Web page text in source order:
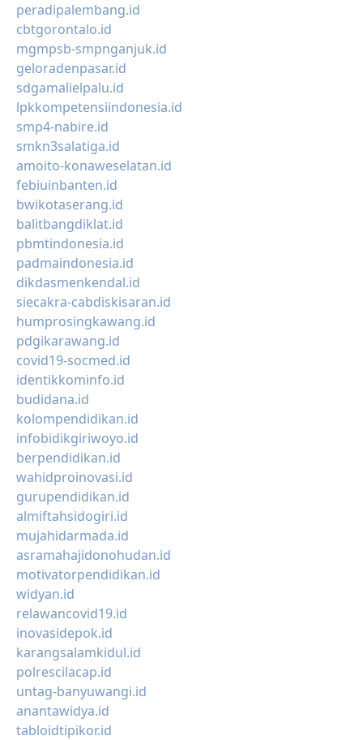
peradipalembang.id
cbtgorontalo.id
mgmpsb-smpnganjuk.id
geloradenpasar.id
sdgamalielpalu.id
lpkkompetensiindonesia.id
smp4-nabire.id
smkn3salatiga.id
amoito-konaweselatan.id
febiuinbanten.id
bwikotaserang.id
balitbangdiklat.id
pbmtindonesia.id
padmaindonesia.id
dikdasmenkendal.id
siecakra-cabdiskisaran.id
humprosingkawang.id
pdgikarawang.id
covid19-socmed.id
identikkominfo.id
budidana.id
kolompendidikan.id
infobidikgiriwoyo.id
berpendidikan.id
wahidproinovasi.id
gurupendidikan.id
almiftahsidogiri.id
mujahidarmada.id
asramahajidonohudan.id
motivatorpendidikan.id
widyan.id
relawancovid19.id
inovasidepok.id
karangsalamkidul.id
polrescilacap.id
untag-banyuwangi.id
anantawidya.id
tabloidtipikor.id